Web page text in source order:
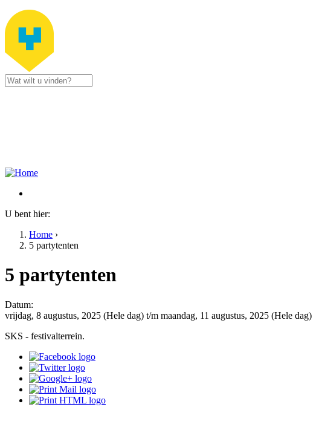
Jump to navigation
U bent hier:
Home ›
5 partytenten
5 partytenten
Datum:
vrijdag, 8 augustus, 2025 (Hele dag) t/m maandag, 11 augustus, 2025 (Hele dag)
SKS - festivalterrein.